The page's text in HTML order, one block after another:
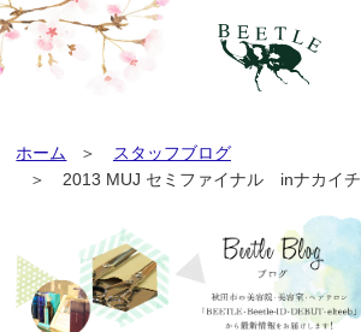
ホーム
スタッフブログ
2013 MUJ セミファイナル inナカイチ